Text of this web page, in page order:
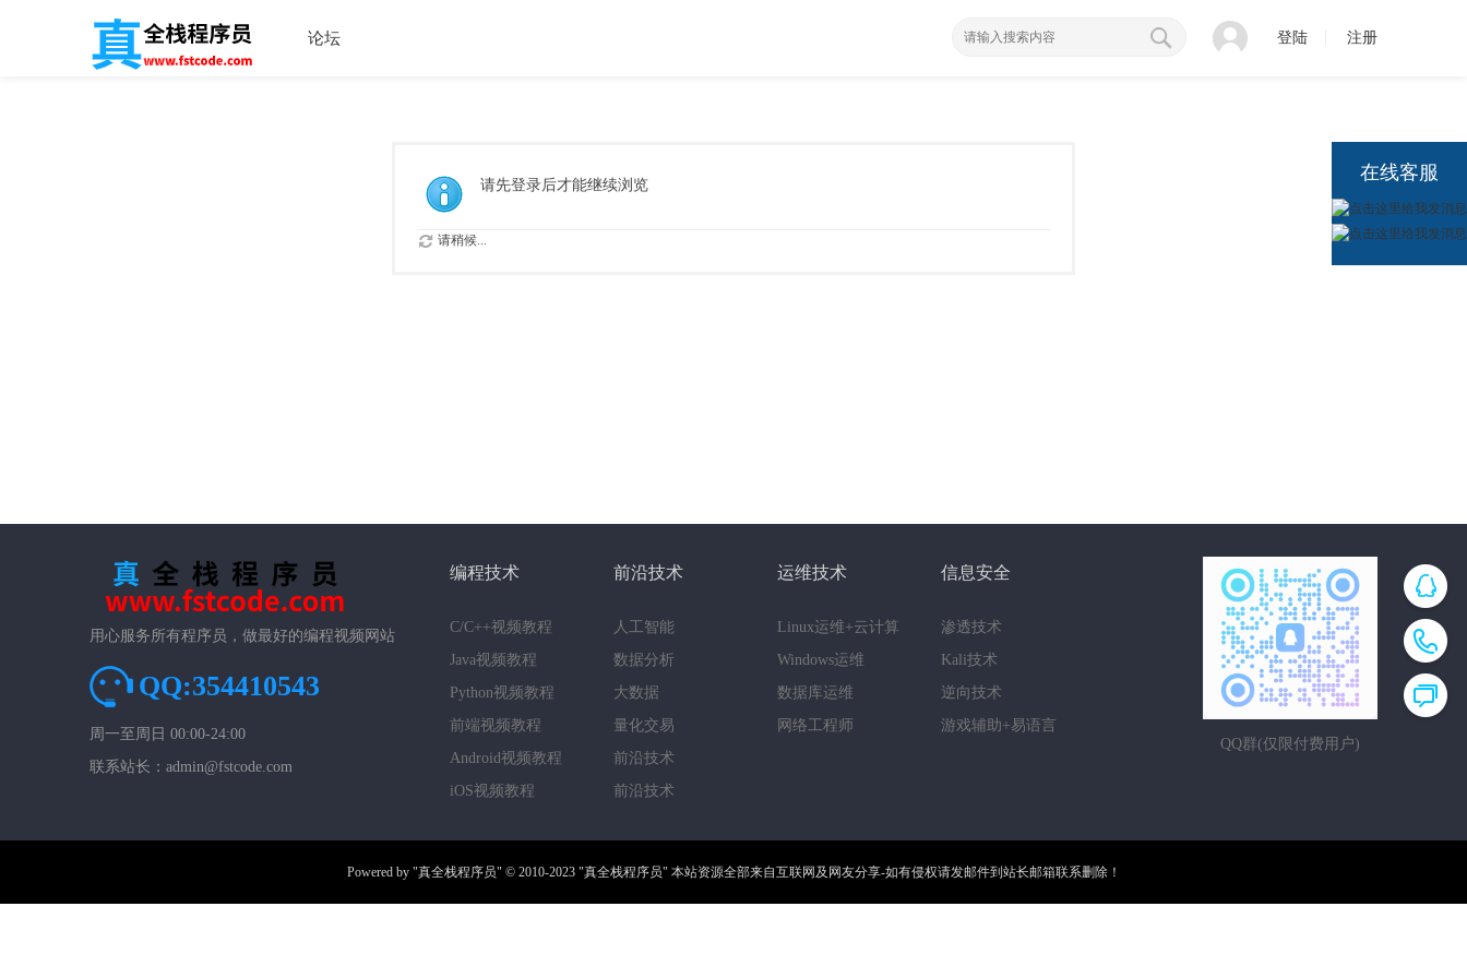
论坛 登陆 注册
请先登录后才能继续浏览
请稍候...
在线客服
用心服务所有程序员，做最好的编程视频网站
QQ:354410543
周一至周日 00:00-24:00
联系站长：admin@fstcode.com
编程技术
C/C++视频教程
Java视频教程
Python视频教程
前端视频教程
Android视频教程
iOS视频教程
前沿技术
人工智能
数据分析
大数据
量化交易
前沿技术
前沿技术
运维技术
Linux运维+云计算
Windows运维
数据库运维
网络工程师
信息安全
渗透技术
Kali技术
逆向技术
游戏辅助+易语言
QQ群(仅限付费用户)
Powered by "真全栈程序员" © 2010-2023 "真全栈程序员" 本站资源全部来自互联网及网友分享-如有侵权请发邮件到站长邮箱联系删除！